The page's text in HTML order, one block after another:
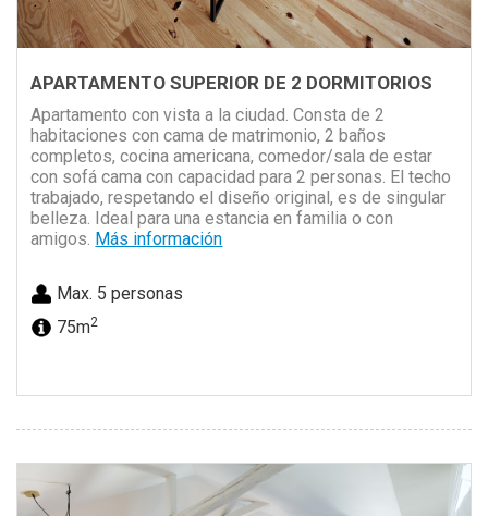
APARTAMENTO SUPERIOR DE 2 DORMITORIOS
Apartamento con vista a la ciudad. Consta de 2
habitaciones con cama de matrimonio, 2 baños
completos, cocina americana, comedor/sala de estar
con sofá cama con capacidad para 2 personas. El techo
trabajado, respetando el diseño original, es de singular
belleza. Ideal para una estancia en familia o con
amigos. Más información
Max. 5 personas
75m2